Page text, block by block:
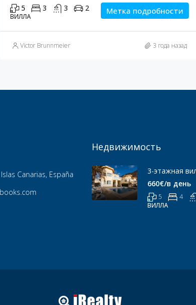
5 3 3 2
ВИЛЛА
Метка подробности
Victor Brunnmeier 3 года назад
Canarias, España
Недвижимость
3-этажная
660€/в день
5 4
ВИЛЛА